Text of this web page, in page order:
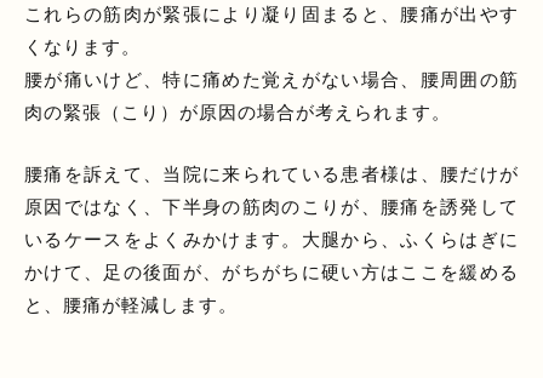
これらの筋肉が緊張により凝り固まると、腰痛が出やす
くなります。
腰が痛いけど、特に痛めた覚えがない場合、腰周囲の筋
肉の緊張（こり）が原因の場合が考えられます。
腰痛を訴えて、当院に来られている患者様は、腰だけが
原因ではなく、下半身の筋肉のこりが、腰痛を誘発して
いるケースをよくみかけます。大腿から、ふくらはぎに
かけて、足の後面が、がちがちに硬い方はここを緩める
と、腰痛が軽減します。